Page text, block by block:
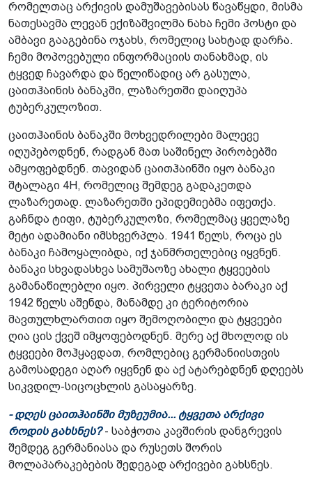
რომელთაც არქივის დამუშავებისას წავაწყდი, მისმა
ნათესავმა ლევან ექიზაშვილმა ნახა ჩემი პოსტი და
ამბავი გააგებინა ოჯახს, რომელიც სახტად დარჩა.
ჩემი მოპოვებული ინფორმაციის თანახმად, ის
ტყვედ ჩავარდა და წელიწადიც არ გასულა,
ცაითჰაინის ბანაკში, ლაზარეთში დაიღუპა
ტუბერკულოზით.
ცაითჰაინის ბანაკში მოხვედრილები მალევე
იღუპებოდნენ, რადგან მათ საშინელ პირობებში
ამყოფებდნენ. თავიდან ცაითჰაინში იყო ბანაკი
შტალაგი 4H, რომელიც შემდეგ გადაკეთდა
ლაზარეთად. ლაზარეთში ეპიდემიებმა იფეთქა.
გაჩნდა ტიფი, ტუბერკულოზი, რომელმაც ყველაზე
მეტი ადამიანი იმსხვერპლა. 1941 წელს, როცა ეს
ბანაკი ჩამოყალიბდა, იქ ჯანმრთელებიც იყვნენ.
ბანაკი სხვადასხვა სამუშაოზე ახალი ტყვეების
გამანაწილებლი იყო. პირველი ტყვეთა ბარაკი აქ
1942 წელს აშენდა, მანამდე კი ტერიტორია
მავთულხლართით იყო შემოღობილი და ტყვეები
ღია ცის ქვეშ იმყოფებოდნენ. მერე აქ მხოლოდ ის
ტყვეები მოჰყავდათ, რომლებიც გერმანიისთვის
გამოსადეგი აღარ იყვნენ და აქ ატარებდნენ დღეებს
სიკვდილ-სიცოცხლის გასაყარზე.
- დღეს ცაითჰაინში მუზეუმია... ტყვეთა არქივი
როდის გახსნეს?- საბჭოთა კავშირის დანგრევის
შემდეგ გერმანიასა და რუსეთს შორის
მოლაპარაკებების შედეგად არქივები გახსნეს.